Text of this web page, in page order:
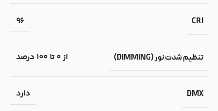
CRI
96
تنظیم شدت نور (DIMMING) از 0 تا 100 درصد
DMX دارد